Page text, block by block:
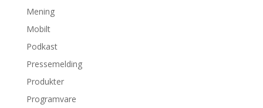
Mening
Mobilt
Podkast
Pressemelding
Produkter
Programvare